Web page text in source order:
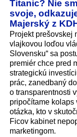
Titanic? Nie
svoje,
Majerský z
Projekt prešovskej
vlajkovou loďou
Slovensku“ sa
premiér chce pred
strategickú
prác, zanedbaný
o transparentnosti
pripočítame kolaps
otázka, kto v
Ficov kabinet
marketingom.